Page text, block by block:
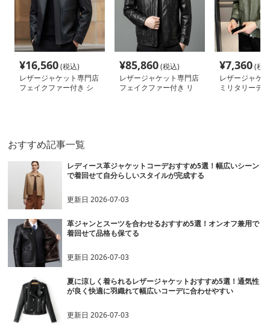
¥16,560(税込)
レザージャケット専門店
フェイクファー付き シ
¥85,860(税込)
レザージャケット専門店
フェイクファー付き リ
¥7,360(税
レザージャケ
ミリタリーテ
おすすめ記事一覧
レディース革ジャケットコーデおすすめ5選！幅広いシーン
で着回せて自分らしいスタイルが完成する
更新日2026-07-03
革ジャンとスーツを合わせるおすすめ5選！オンオフ兼用で
着回せて品格も保てる
更新日2026-07-03
夏に涼しく着られるレザージャケットおすすめ5選！通気性
が良く快適に羽織れて幅広いコーデに合わせやすい
更新日2026-07-03